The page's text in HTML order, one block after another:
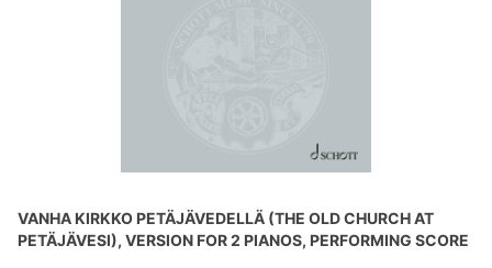
VANHA KIRKKO PETÄJÄVEDELLÄ (THE OLD CHURCH AT
PETÄJÄVESI), VERSION FOR 2 PIANOS, PERFORMING SCORE